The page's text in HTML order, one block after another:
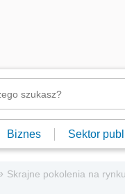
Biznes Sektor
Skrajne pokolenia na